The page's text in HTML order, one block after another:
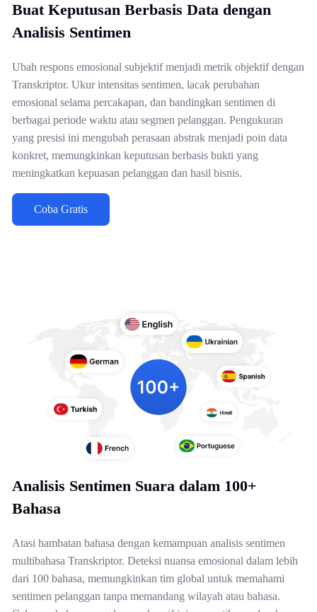
Buat Keputusan Berbasis Data dengan
Analisis Sentimen
Ubah respons emosional subjektif menjadi metrik objektif dengan
Transkriptor. Ukur intensitas sentimen, lacak perubahan
emosional selama percakapan, dan bandingkan sentimen di
berbagai periode waktu atau segmen pelanggan. Pengukuran
yang presisi ini mengubah perasaan abstrak menjadi poin data
konkret, memungkinkan keputusan berbasis bukti yang
meningkatkan kepuasan pelanggan dan hasil bisnis.
Coba Gratis
Analisis Sentimen Suara dalam 100+
Bahasa
Atasi hambatan bahasa dengan kemampuan analisis sentimen
multibahasa Transkriptor. Deteksi nuansa emosional dalam lebih
dari 100 bahasa, memungkinkan tim global untuk memahami
sentimen pelanggan tanpa memandang wilayah atau bahasa.